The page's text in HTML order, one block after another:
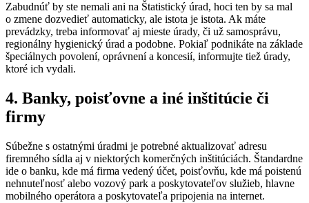
Zabudnúť by ste nemali ani na Štatistický úrad, hoci ten by sa mal
o zmene dozvedieť automaticky, ale istota je istota. Ak máte
prevádzky, treba informovať aj mieste úrady, či už samosprávu,
regionálny hygienický úrad a podobne. Pokiaľ podnikáte na základe
špeciálnych povolení, oprávnení a koncesií, informujte tiež úrady,
ktoré ich vydali.
4. Banky, poisťovne a iné inštitúcie či
firmy
Súbežne s ostatnými úradmi je potrebné aktualizovať adresu
firemného sídla aj v niektorých komerčných inštitúciách. Štandardne
ide o banku, kde má firma vedený účet, poisťovňu, kde má poistenú
nehnuteľnosť alebo vozový park a poskytovateľov služieb, hlavne
mobilného operátora a poskytovateľa pripojenia na internet.